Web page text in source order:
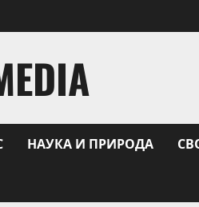
НАУКА И ПРИРОДА